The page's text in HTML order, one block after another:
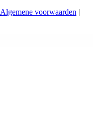
Algemene voorwaarden |